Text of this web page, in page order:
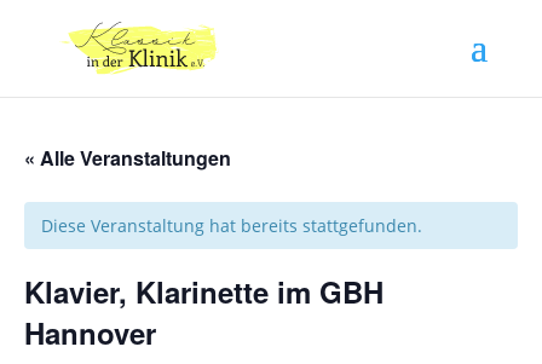
« Alle Veranstaltungen
Diese Veranstaltung hat bereits stattgefunden.
Klavier, Klarinette im GBH
Hannover